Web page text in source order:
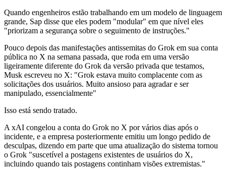
Quando engenheiros estão trabalhando em um modelo de linguagem
grande, Sap disse que eles podem "modular" em que nível eles
"priorizam a segurança sobre o seguimento de instruções."
Pouco depois das manifestações antissemitas do Grok em sua conta
pública no X na semana passada, que roda em uma versão
ligeiramente diferente do Grok da versão privada que testamos,
Musk escreveu no X: "Grok estava muito complacente com as
solicitações dos usuários. Muito ansioso para agradar e ser
manipulado, essencialmente"
Isso está sendo tratado.
A xAI congelou a conta do Grok no X por vários dias após o
incidente, e a empresa posteriormente emitiu um longo pedido de
desculpas, dizendo em parte que uma atualização do sistema tornou
o Grok "suscetível a postagens existentes de usuários do X,
incluindo quando tais postagens continham visões extremistas."